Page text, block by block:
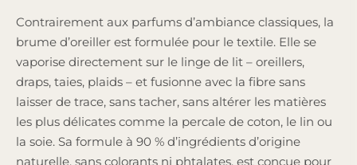
Contrairement aux parfums d’ambiance classiques, la
brume d’oreiller est formulée pour le textile. Elle se
vaporise directement sur le linge de lit – oreillers,
draps, taies, plaids – et fusionne avec la fibre sans
laisser de trace, sans tacher, sans altérer les matières
les plus délicates comme la percale de coton, le lin ou
la soie. Sa formule à 90 % d’ingrédients d’origine
naturelle, sans colorants ni phtalates, est conçue pour